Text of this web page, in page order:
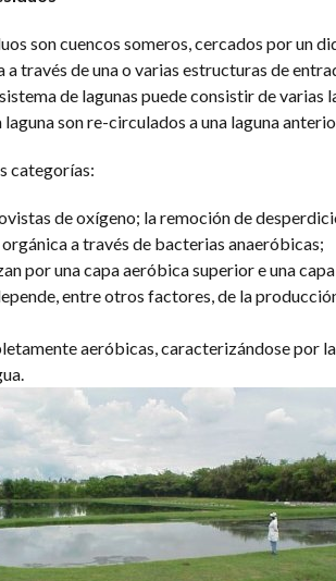
son cuencos someros, cercados por un
través de una o varias estructuras de
de lagunas puede consistir de varias
son re-circulados a una laguna
categorías:
de oxígeno; la remoción de
a través de bacterias anaeróbicas;
por una capa aeróbica superior e una
entre otros factores, de la
aeróbicas, caracterizándose por